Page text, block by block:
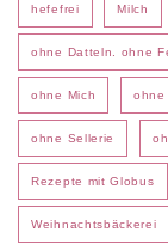
hefefrei Milch
ohne Datteln. ohne
ohne Mich ohne
ohne Sellerie
Rezepte mit Globus
Weihnachtsbäckerei